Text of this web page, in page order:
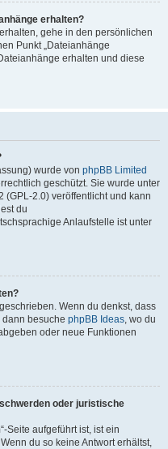
erhalten?
gehe in den persönlichen
Punkt „Dateianhänge
erhalten und diese
wurde von phpBB Limited
geschützt. Sie wurde unter
(GPL-2.0) veröffentlicht und kann
du
Anlaufstelle ist unter
Wenn du denkst, dass
besuche phpBB Ideas, wo du
oder neue Funktionen
oder juristische
Seite aufgeführt ist, ist ein
du so keine Antwort erhältst,